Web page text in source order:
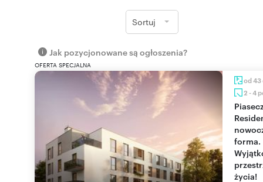
Sortuj
Jak pozycjonowane są ogłoszenia?
OFERTA SPECJALNA
od 43
2 - 4
Piaseczno
forma.
życia!